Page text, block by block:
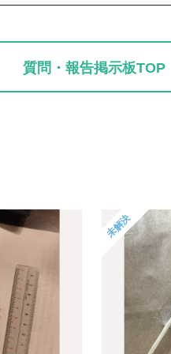
質問・報告掲示板TOP
未解決